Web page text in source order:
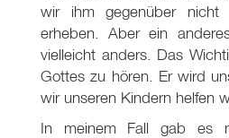
wir ihm gegenüber nicht
erheben. Aber ein
vielleicht anders. Das
Gottes zu hören. Er wird
wir unseren Kindern helfen
In meinem Fall gab es